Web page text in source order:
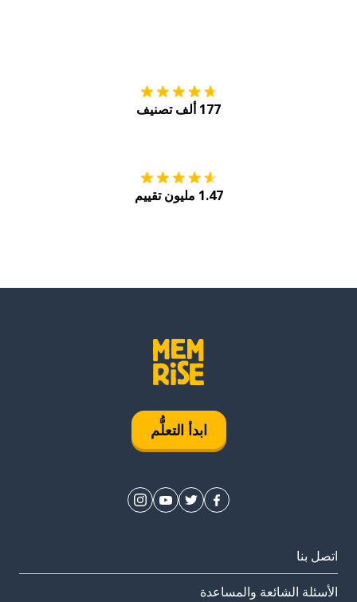
177 ألف تصنيف
1.47 مليون تقييم
ابدأ التعلُّم
اتصل بنا
الأسئلة الشائعة والمساعدة